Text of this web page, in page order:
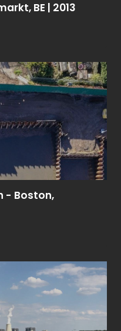
BE | 2013
- Boston,